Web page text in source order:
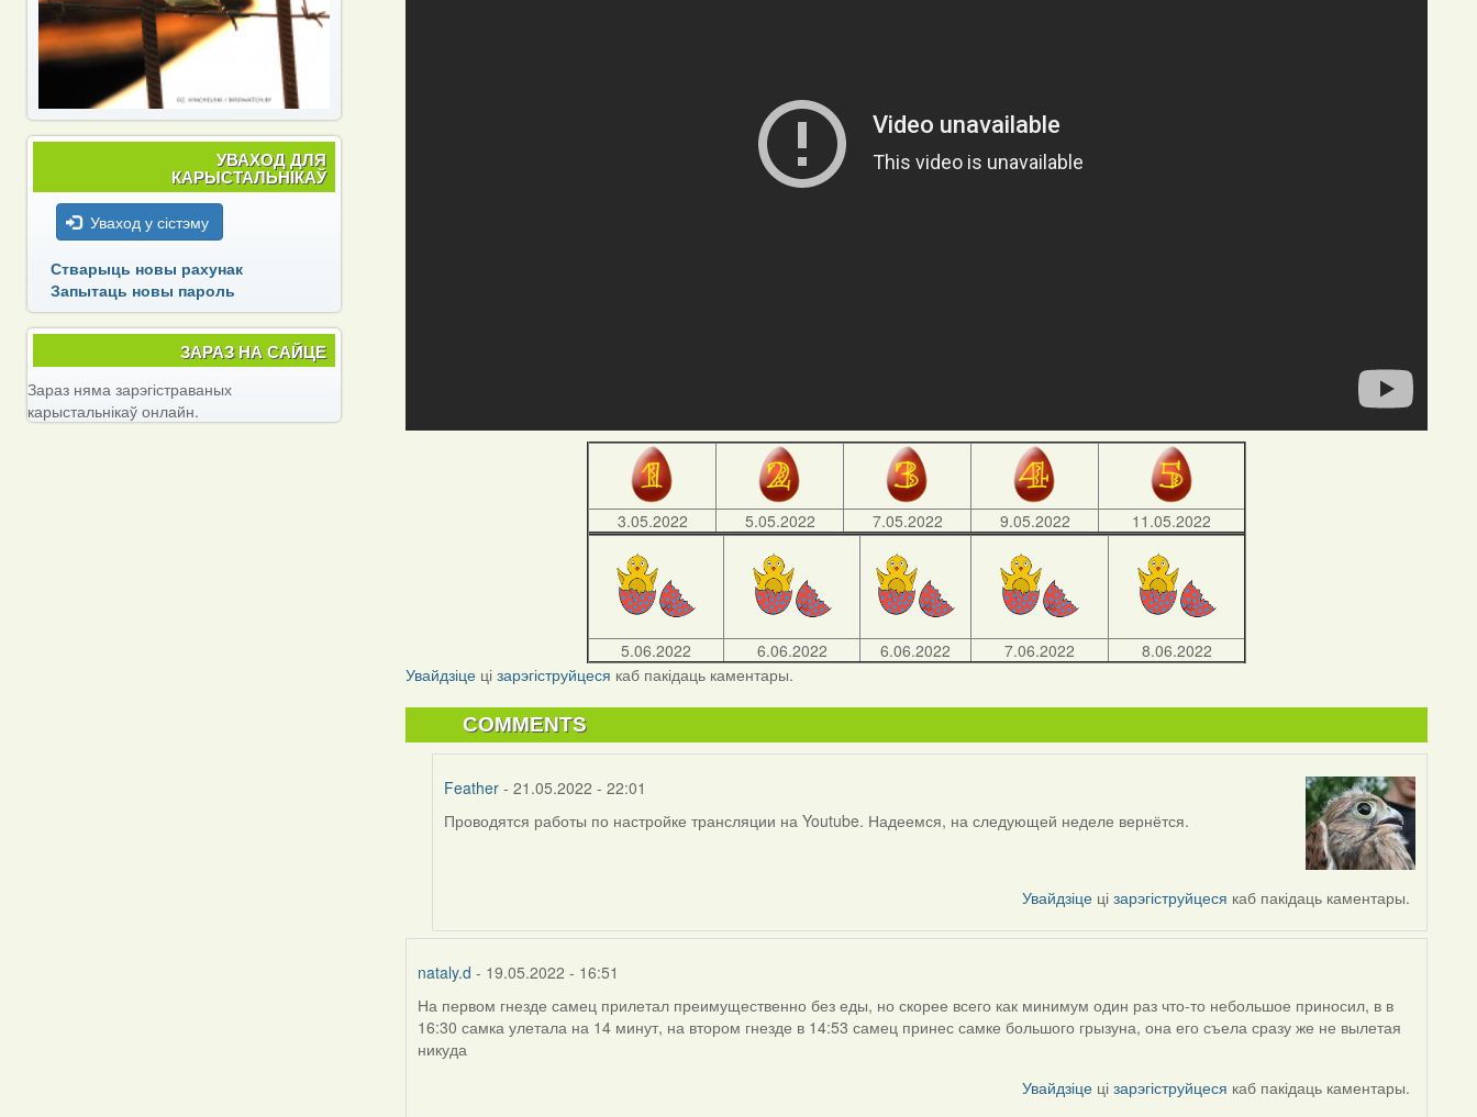
3.05.2022 5.05.2022 7.05.2022 9.05.2022 11.05.2022
5.06.2022 6.06.2022 6.06.2022 7.06.2022
8.06.2022
Увайдзіце цізарэгіструйцеся каб пакідаць каментары.
COMMENTS
Feather- 21.05.2022 - 22:01
In
Проводятся работы по настройке трансляции на Youtube. Надеемся, на следующей неделе вернётся.
Увайдзіце цізарэгіструйцеся каб пакідаць каментары.
nataly.d - 19.05.2022 - 16:51
На первом гнезде самец прилетал преимущественно без еды, но скорее всего как минимум один раз что-то небольшое приносил, в в
16:30 самка улетала на 14 минут, на втором гнезде в 14:53 самец принес самке большого грызуна, она его съела сразу же не вылетая
никуда
Увайдзіце цізарэгіструйцеся каб пакідаць каментары.
УВАХОД ДЛЯ
КАРЫСТАЛЬНІКАЎ
Уваход у сістэму
Стварыць новы рахунак
Запытаць новы пароль
ЗАРАЗ НА САЙЦЕ
Зараз няма зарэгістраваных
карыстальнікаў онлайн.